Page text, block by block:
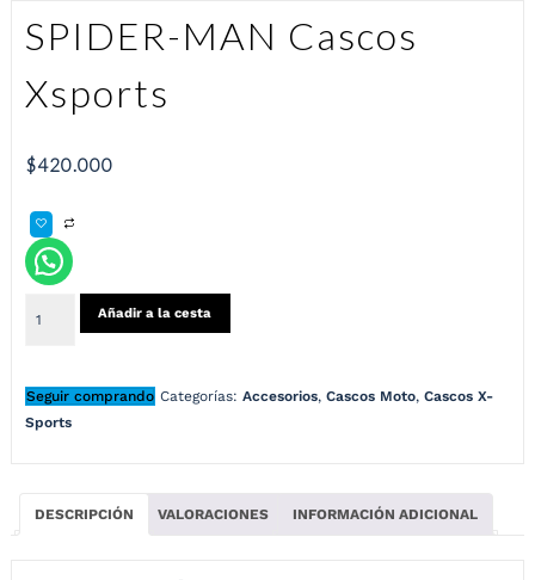
SPIDER-MAN Cascos
Xsports
$420.000
Añadir a la cesta
Seguir comprando Categorías: Accesorios, Cascos Moto, Cascos X-
Sports
DESCRIPCIÓN VALORACIONES INFORMACIÓN ADICIONAL